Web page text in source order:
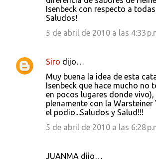
Isenbeck con respecto a
Saludos!
5 de abril de 2010 a las 4:33
Siro dijo…
Muy buena la idea de esta
Isenbeck que hace mucho no
en pocos lugares donde
plenamente con la Warsteiner
el podio...Saludos y Salud!!!
5 de abril de 2010 a las 6:28
JUANMA dijo…